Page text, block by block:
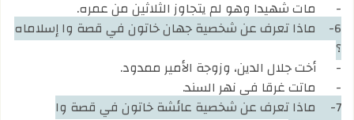
-
مات شهيدا وهو لم يتجاوز الثلاثين من عمره.
6-
ماذا تعرف عن شخصية جهان خاتون في قصة وا إسلاماه
؟
-
أخت جلال الدين، وزوجة الأمير ممدود.
-
ماتت غرقا في نهر السند.
7-
ماذا تعرف عن شخصية عائشة خاتون في قصة وا